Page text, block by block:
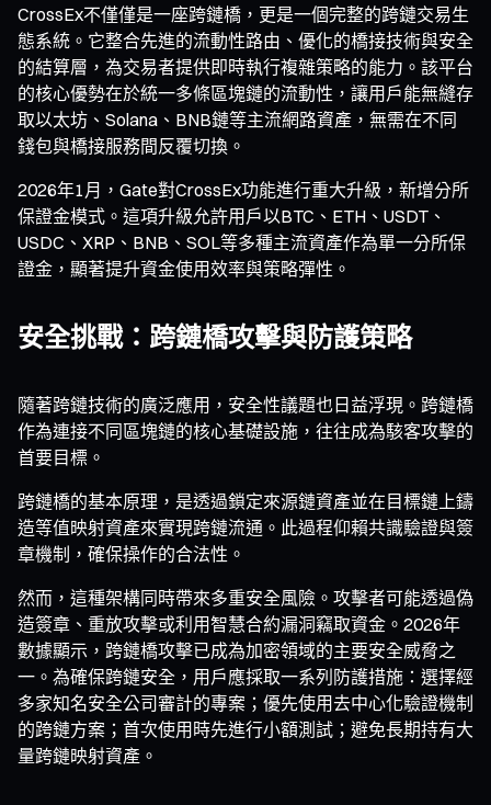
CrossEx不僅僅是一座跨鏈橋，更是一個完整的跨鏈交易生
態系統。它整合先進的流動性路由、優化的橋接技術與安全
的結算層，為交易者提供即時執行複雜策略的能力。該平台
的核心優勢在於統一多條區塊鏈的流動性，讓用戶能無縫存
取以太坊、Solana、BNB鏈等主流網路資產，無需在不同
錢包與橋接服務間反覆切換。
2026年1月，Gate對CrossEx功能進行重大升級，新增分所
保證金模式。這項升級允許用戶以BTC、ETH、USDT、
USDC、XRP、BNB、SOL等多種主流資產作為單一分所保
證金，顯著提升資金使用效率與策略彈性。
安全挑戰：跨鏈橋攻擊與防護策略
隨著跨鏈技術的廣泛應用，安全性議題也日益浮現。跨鏈橋
作為連接不同區塊鏈的核心基礎設施，往往成為駭客攻擊的
首要目標。
跨鏈橋的基本原理，是透過鎖定來源鏈資產並在目標鏈上鑄
造等值映射資產來實現跨鏈流通。此過程仰賴共識驗證與簽
章機制，確保操作的合法性。
然而，這種架構同時帶來多重安全風險。攻擊者可能透過偽
造簽章、重放攻擊或利用智慧合約漏洞竊取資金。2026年
數據顯示，跨鏈橋攻擊已成為加密領域的主要安全威脅之
一。為確保跨鏈安全，用戶應採取一系列防護措施：選擇經
多家知名安全公司審計的專案；優先使用去中心化驗證機制
的跨鏈方案；首次使用時先進行小額測試；避免長期持有大
量跨鏈映射資產。